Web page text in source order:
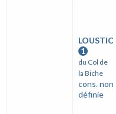
LOUSTIC
1
du Col de
la Biche
cons. non
définie